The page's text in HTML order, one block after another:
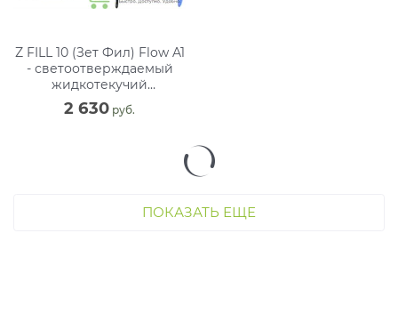
Z FILL 10 (Зет Фил) Flow A1
- светоотверждаемый
жидкотекучий
композитный материал
(2.6 г)
2 630 руб.
ПОКАЗАТЬ ЕЩЕ